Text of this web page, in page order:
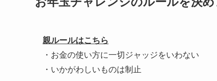
親ルールはこちら
・お金の使い方に一切ジャッジをいわない
・いかがわしいものは制止